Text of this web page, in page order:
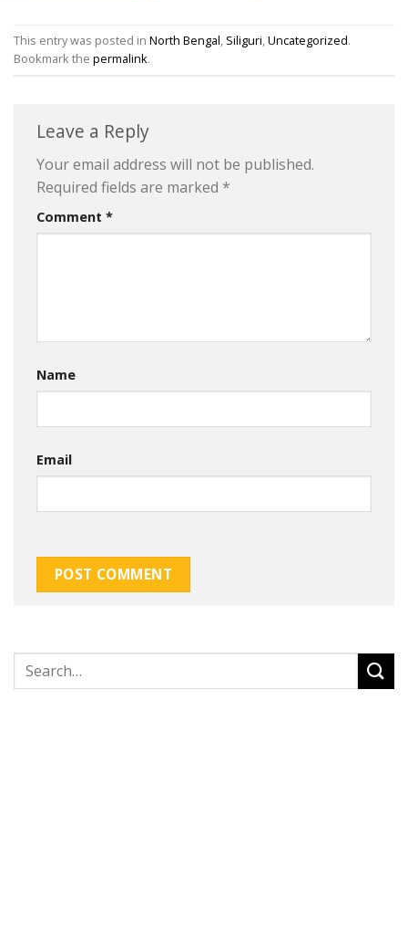
This entry was posted in North Bengal, Siliguri,Uncategorized.
Bookmark the permalink.
Leave a Reply
Your email address will not be published.
Required fields are marked *
Comment *
Name
Email